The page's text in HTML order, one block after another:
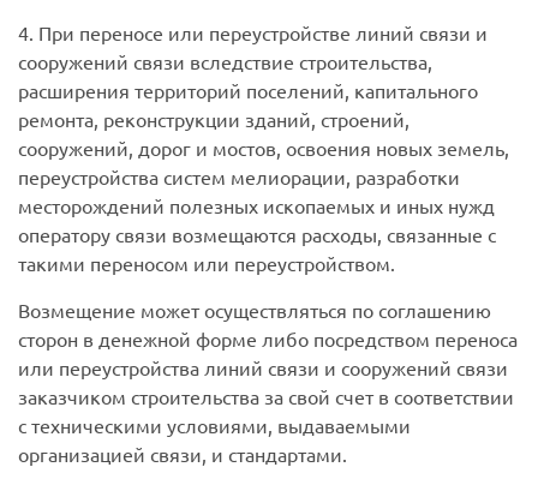
4. При переносе или переустройстве линий связи и
сооружений связи вследствие строительства,
расширения территорий поселений, капитального
ремонта, реконструкции зданий, строений,
сооружений, дорог и мостов, освоения новых земель,
переустройства систем мелиорации, разработки
месторождений полезных ископаемых и иных нужд
оператору связи возмещаются расходы, связанные с
такими переносом или переустройством.
Возмещение может осуществляться по соглашению
сторон в денежной форме либо посредством переноса
или переустройства линий связи и сооружений связи
заказчиком строительства за свой счет в соответствии
с техническими условиями, выдаваемыми
организацией связи, и стандартами.